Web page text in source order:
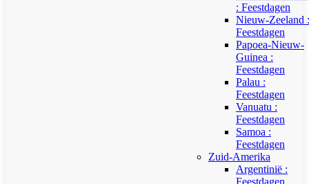
: Feestdagen
Nieuw-Zeeland :
Feestdagen
Papoea-Nieuw-
Guinea :
Feestdagen
Palau :
Feestdagen
Vanuatu :
Feestdagen
Samoa :
Feestdagen
Zuid-Amerika
Argentinië :
Feestdagen